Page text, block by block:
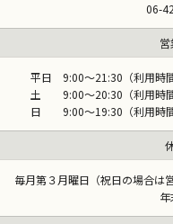
06-
平日 9:00～21:30（利用時
土 9:00～20:30（利用時間
日 9:00～19:30（利用時間
毎月第３月曜日（祝日の場合は